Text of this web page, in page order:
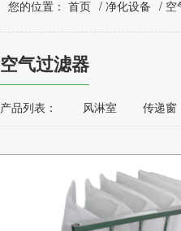
您的位置： 首页 / 净化设备 / 空
空气过滤器
产品列表： 风淋室 传递窗